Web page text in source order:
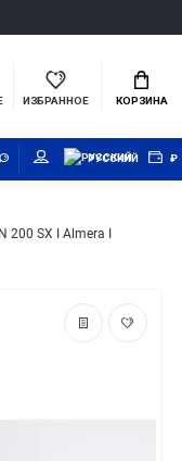
ИЗБРАННОЕ КОРЗИНА
РУССКИЙ ₽
200 SX I Almera I